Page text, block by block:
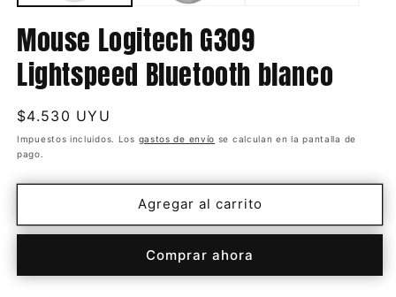
Mouse Logitech G309
Lightspeed Bluetooth blanco
Precio
habitual
$4.530 UYU
Impuestos incluidos. Los gastos de envío se calculan en la pantalla de
pago.
Agregar al carrito
Comprar ahora